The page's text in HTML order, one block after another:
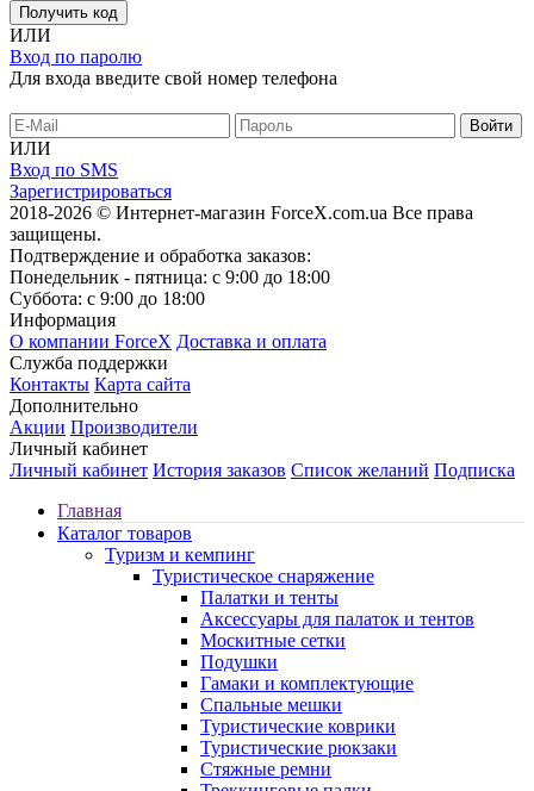
Получить код
ИЛИ
Вход по паролю
Для входа введите свой номер телефона
ИЛИ
Вход по SMS
Зарегистрироваться
2018-2026 © Интернет-магазин ForceX.com.ua Все права
защищены.
Подтверждение и обработка заказов:
Понедельник - пятница: с 9:00 до 18:00
Суббота: с 9:00 до 18:00
Информация
О компании ForceX Доставка и оплата
Служба поддержки
Контакты Карта сайта
Дополнительно
Акции Производители
Личный кабинет
Личный кабинет История заказов Список желаний Подписка
Главная
Каталог товаров
Туризм и кемпинг
Туристическое снаряжение
Палатки и тенты
Аксессуары для палаток и тентов
Москитные сетки
Подушки
Гамаки и комплектующие
Спальные мешки
Туристические коврики
Туристические рюкзаки
Стяжные ремни